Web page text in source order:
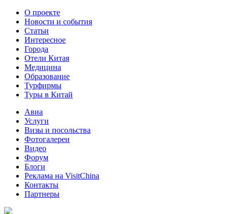
О проекте
Новости и события
Статьи
Интересное
Города
Отели Китая
Медицина
Образование
Турфирмы
Туры в Китай
Авиа
Услуги
Визы и посольства
Фотогалереи
Видео
Форум
Блоги
Реклама на VisitChina
Контакты
Партнеры